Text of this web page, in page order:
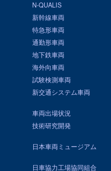
N-QUALIS
新幹線車両
特急形車両
通勤形車両
地下鉄車両
海外向車両
試験検測車両
新交通システム車両
車両出場状況
技術研究開発
日本車両ミュージアム
日車協力工場協同組合